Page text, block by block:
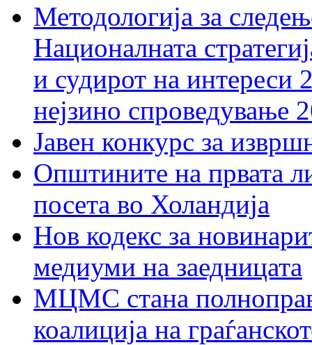
Методологија за
Националната
и судирот на интереси
нејзино спроведување
Јавен конкурс за
Општините на првата
посета во Холандија
Нов кодекс за
медиуми на заедницата
МЦМС стана
коалиција на